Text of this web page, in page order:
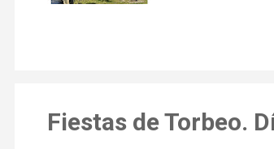
empresarial
Fiestas de Torbeo.